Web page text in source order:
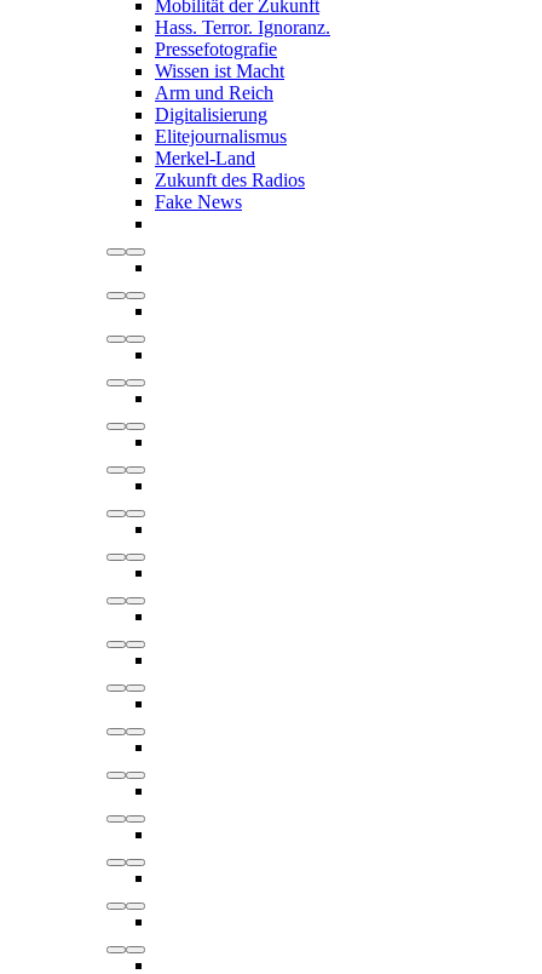
Mobilität der Zukunft
Hass. Terror. Ignoranz.
Pressefotografie
Wissen ist Macht
Arm und Reich
Digitalisierung
Elitejournalismus
Merkel-Land
Zukunft des Radios
Fake News